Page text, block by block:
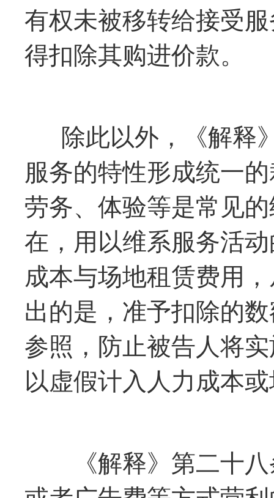
有权未被移转给接受
得扣除其购进价款。
除此以外，《解释
服务的特性形成统一
劳务、体验等是常见
在，用以维系服务活
成本与场地租赁费用
出的是，准予扣除的
参照，防止被告人将
以虚假计入人力成本
《解释》第二十八